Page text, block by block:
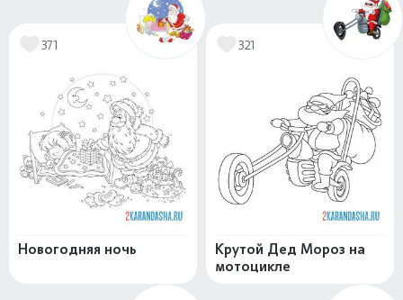
371
Новогодняя ночь
321
Крутой Дед Мороз на
мотоцикле